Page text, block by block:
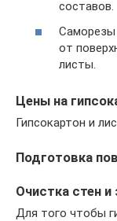
составов.
Саморезы
от
листы.
Цены на
Гипсокартон и
Подготовка
Очистка стен и
Для того чтобы